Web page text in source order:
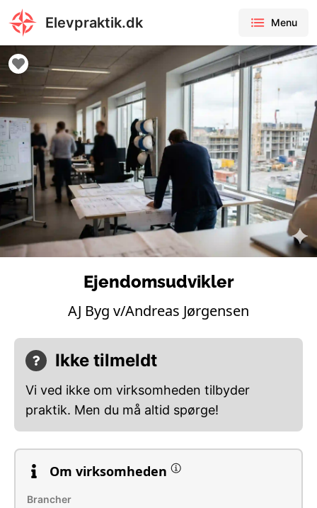
Elevpraktik.dk Menu
Ejendomsudvikler
AJ Byg v/Andreas Jørgensen
Ikke tilmeldt
Vi ved ikke om virksomheden tilbyder
praktik. Men du må altid spørge!
Om virksomheden
Brancher